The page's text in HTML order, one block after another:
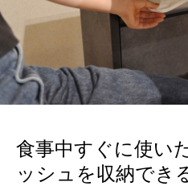
食事中すぐに使い
ッシュを収納でき